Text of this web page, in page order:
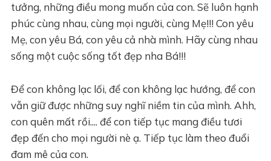
tưởng, những điều mong muốn của con. Sẽ luôn hạnh
phúc cùng nhau, cùng mọi người, cùng Mẹ!!! Con yêu
Mẹ, con yêu Bá, con yêu cả nhà mình. Hãy cùng nhau
sống một cuộc sống tốt đẹp nha Bá!!!
Để con không lạc lối, để con không lạc hướng, để con
vẫn giữ được những suy nghĩ niềm tin của mình. Ahh,
con quên mất rồi.... để con tiếp tục mang điều tươi
đẹp đến cho mọi người nè ạ. Tiếp tục làm theo đuổi
đam mê của con.